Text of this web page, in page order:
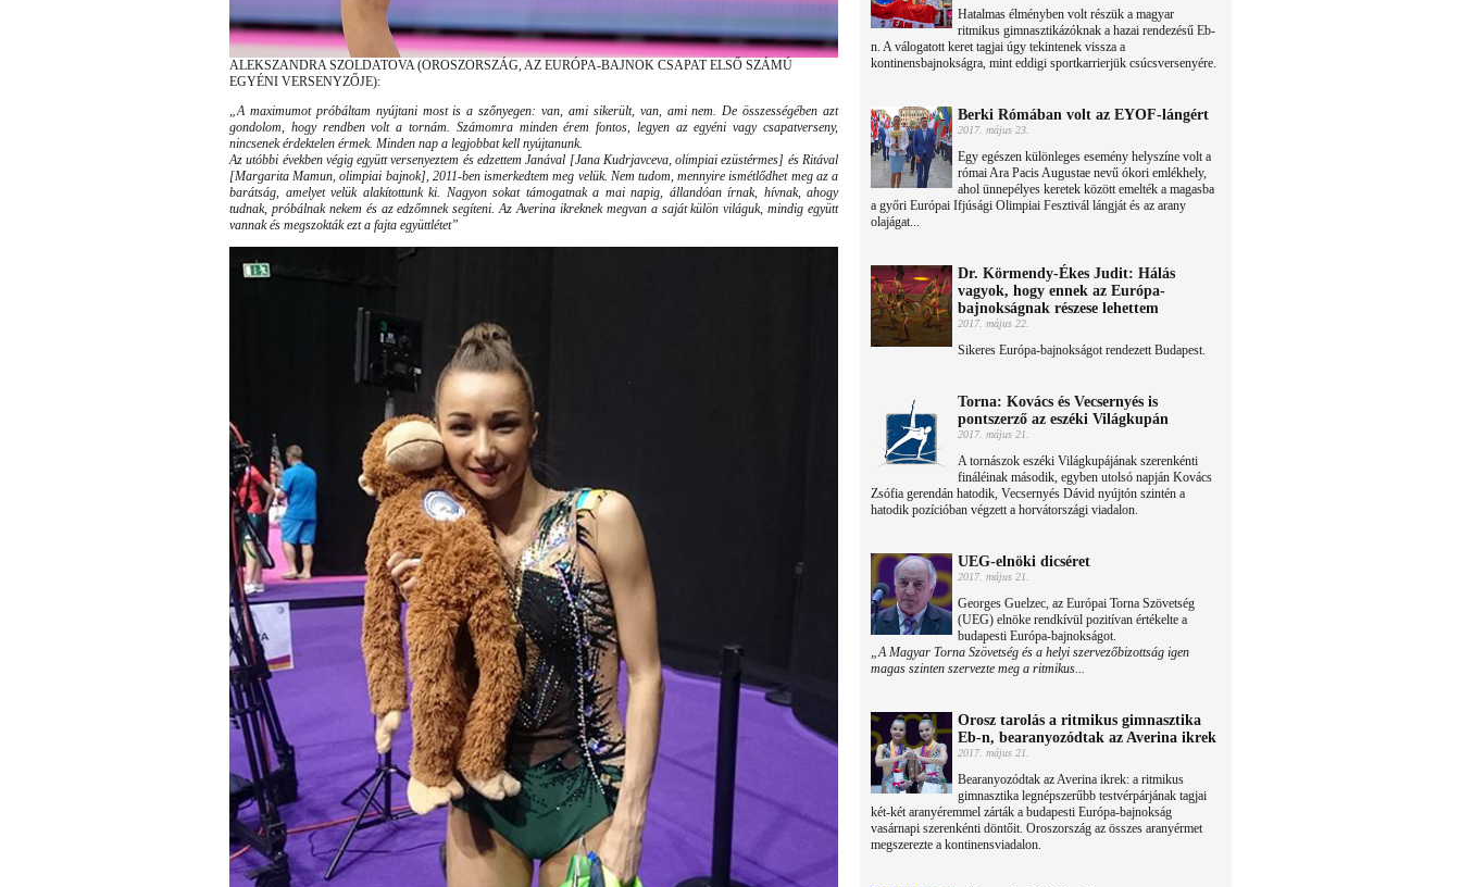
ALEKSZANDRA SZOLDATOVA (OROSZORSZÁG, AZ EURÓPA-BAJNOK CSAPAT ELSŐ SZÁMÚ
EGYÉNI VERSENYZŐJE):
„A maximumot próbáltam nyújtani most is a szőnyegen: van, ami sikerült, van, ami nem. De összességében azt
gondolom, hogy rendben volt a tornám. Számomra minden érem fontos, legyen az egyéni vagy csapatverseny,
nincsenek érdektelen érmek. Minden nap a legjobbat kell nyújtanunk.
Az utóbbi években végig együtt versenyeztem és edzettem Janával [Jana Kudrjavceva, olimpiai ezüstérmes] és Ritával
[Margarita Mamun, olimpiai bajnok], 2011-ben ismerkedtem meg velük. Nem tudom, mennyire ismétlődhet meg az a
barátság, amelyet velük alakítottunk ki. Nagyon sokat támogatnak a mai napig, állandóan írnak, hívnak, ahogy
tudnak, próbálnak nekem és az edzőmnek segíteni. Az Averina ikreknek megvan a saját külön világuk, mindig együtt
vannak és megszokták ezt a fajta együttlétet”
Hatalmas élményben volt részük a magyar
ritmikus gimnasztikázóknak a hazai rendezésű Eb-
n. A válogatott keret tagjai úgy tekintenek vissza a
kontinensbajnokságra, mint eddigi sportkarrierjük csúcsversenyére.
Berki Rómában volt az EYOF-lángért
2017. május 23.
Egy egészen különleges esemény helyszíne volt a
római Ara Pacis Augustae nevű ókori emlékhely,
ahol ünnepélyes keretek között emelték a magasba
a győri Európai Ifjúsági Olimpiai Fesztivál lángját és az arany
olajágat...
Dr. Körmendy-Ékes Judit: Hálás
vagyok, hogy ennek az Európa-
bajnokságnak részese lehettem
2017. május 22.
Sikeres Európa-bajnokságot rendezett Budapest.
Torna: Kovács és Vecsernyés is
pontszerző az eszéki Világkupán
2017. május 21.
A tornászok eszéki Világkupájának szerenkénti
fináléinak második, egyben utolsó napján Kovács
Zsófia gerendán hatodik, Vecsernyés Dávid nyújtón szintén a
hatodik pozícióban végzett a horvátországi viadalon.
UEG-elnöki dicséret
2017. május 21.
Georges Guelzec, az Európai Torna Szövetség
(UEG) elnöke rendkívül pozitívan értékelte a
budapesti Európa-bajnokságot.
„A Magyar Torna Szövetség és a helyi szervezőbizottság igen
magas szinten szervezte meg a ritmikus...
Orosz tarolás a ritmikus gimnasztika
Eb-n, bearanyozódtak az Averina ikrek
2017. május 21.
Bearanyozódtak az Averina ikrek: a ritmikus
gimnasztika legnépszerűbb testvérpárjának tagjai
két-két aranyéremmel zárták a budapesti Európa-bajnokság
vasárnapi szerenkénti döntőit. Oroszország az összes aranyérmet
megszerezte a kontinensviadalon.